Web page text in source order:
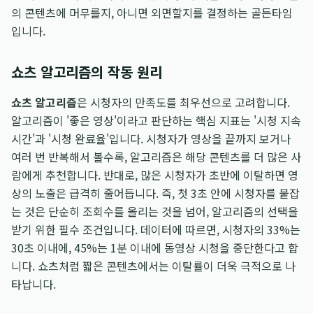
의 콘텐츠에 머무를지, 아니면 외면할지를 결정하는 골든타임
입니다.
쇼츠 알고리즘의 작동 원리
쇼츠 알고리즘은 시청자의 만족도를 최우선으로 고려합니다.
알고리즘이 '좋은 영상'이라고 판단하는 핵심 지표는 '시청 지속
시간'과 '시청 완료율'입니다. 시청자가 영상을 끝까지 보거나
여러 번 반복해서 볼수록, 알고리즘은 해당 콘텐츠를 더 많은 사
람에게 추천합니다. 반대로, 많은 시청자가 초반에 이탈하면 영
상의 노출은 급격히 줄어듭니다. 즉, 첫 3초 안에 시청자를 붙잡
는 것은 단순히 조회수를 올리는 것을 넘어, 알고리즘의 선택을
받기 위한 필수 조건입니다. 데이터에 따르면, 시청자의 33%는
30초 이내에, 45%는 1분 이내에 동영상 시청을 중단한다고 합
니다. 쇼츠처럼 짧은 콘텐츠에서는 이탈률이 더욱 극적으로 나
타납니다.